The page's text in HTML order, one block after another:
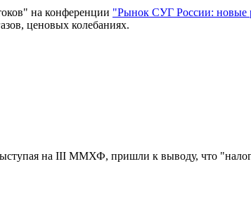
на конференции "Рынок СУГ России: новые
ценовых колебаниях.
на III ММХФ, пришли к выводу, что